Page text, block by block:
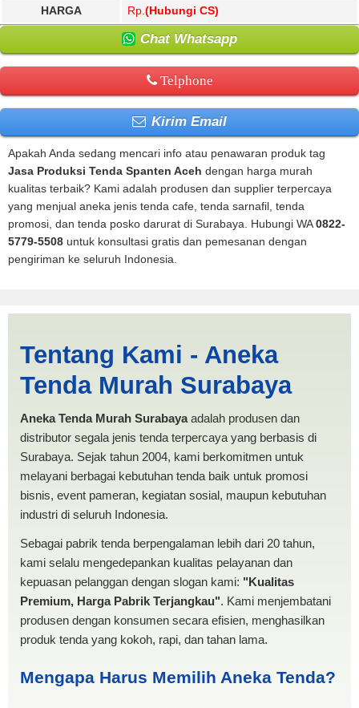
HARGA Rp. (Hubungi CS)
Chat Whatsapp
Telphone
Kirim Email
Apakah Anda sedang mencari info atau penawaran produk tag
Jasa Produksi Tenda Spanten Aceh dengan harga murah
kualitas terbaik? Kami adalah produsen dan supplier terpercaya
yang menjual aneka jenis tenda cafe, tenda sarnafil, tenda
promosi, dan tenda posko darurat di Surabaya. Hubungi WA0822-
5779-5508 untuk konsultasi gratis dan pemesanan dengan
pengiriman ke seluruh Indonesia.
Spanten Aceh | PRODUKSI
ANEKA TENDA MURAH
Tentang Kami - Aneka
Tenda Murah Surabaya
Aneka Tenda Murah Surabayaadalah produsen dan
distributor segala jenis tenda terpercaya yang berbasis di
Surabaya. Sejak tahun 2004, kami berkomitmen untuk
melayani berbagai kebutuhan tenda baik untuk promosi
bisnis, event pameran, kegiatan sosial, maupun kebutuhan
industri di seluruh Indonesia.
Sebagai pabrik tenda berpengalaman lebih dari 20 tahun,
kami selalu mengedepankan kualitas pelayanan dan
kepuasan pelanggan dengan slogan kami: "Kualitas
Premium, Harga Pabrik Terjangkau". Kami menjembatani
produsen dengan konsumen secara efisien, menghasilkan
produk tenda yang kokoh, rapi, dan tahan lama.
Mengapa Harus Memilih Aneka Tenda?